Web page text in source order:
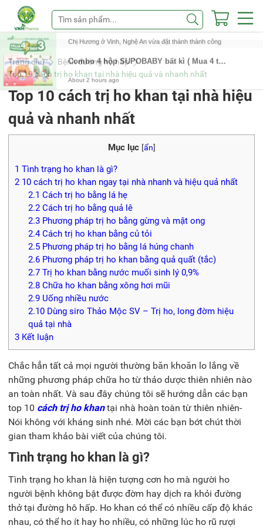
Trang chủ
Bệnh đường hô hấp
Top 10 cách trị ho khan tại nhà hiệu quả và nhanh nhất
Top 10 cách trị ho khan tại nhà hiệu
quả và nhanh nhất
Mục lục [ẩn]
1 Tình trạng ho khan là gì?
2 10 cách trị ho khan ngay tại nhà nhanh và hiệu quả nhất
2.1 Cách trị ho bằng lá hẹ
2.2Cách trị ho bằng quả lê
2.3Phương pháp trị ho bằng gừng và mật ong
2.4Cách trị ho khan bằng củ tỏi
2.5Phương pháp trị ho bằng lá húng chanh
2.6Phương pháp trị ho khan bằng quả quất (tắc)
2.7Trị ho khan bằng nước muối sinh lý 0,9%
2.8Chữa ho khan bằng xông hơi mũi
2.9Uống nhiều nước
2.10Dùng siro Thảo Mộc SV – Trị ho, long đờm hiệu
quả tại nhà
3 Kết luận
Chắc hẳn tất cả mọi người thường băn khoăn lo lắng về
những phương pháp chữa ho từ thảo dược thiên nhiên nào
an toàn nhất. Và sau đây chúng tôi sẽ hướng dẫn các bạn
top 10 cách trị ho khantại nhà hoàn toàn từ thiên nhiên-
Nói không với kháng sinh nhé. Mời các bạn bớt chút thời
gian tham khảo bài viết của chúng tôi.
Tình trạng ho khan là gì?
Tình trạng ho khan là hiện tượng cơn ho mà người ho
người bệnh không bật được đờm hay dịch ra khỏi đường
thở tại đường hô hấp. Ho khan có thể có nhiều cấp độ khác
nhau, có thể ho ít hay ho nhiều, có những lúc ho rũ rượi